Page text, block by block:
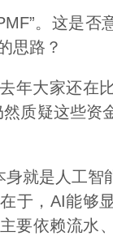
。这是否
思路？
大家还在
质疑这些资
就是人工智
于，AI能够
要依赖流水